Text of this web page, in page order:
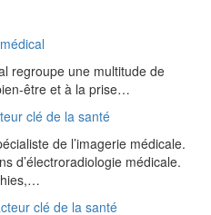
regroupe une multitude de
être et à la prise…
clé de la santé
de l’imagerie médicale.
d’électroradiologie médicale.
clé de la santé